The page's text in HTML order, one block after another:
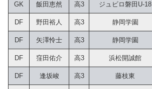
GK 飯田恵然 高3 ジュビロ磐田U-18
DF 野田裕人 高3 静岡学園
DF 矢澤怜士 高3 静岡学園
DF 窪田佑介 高3 浜松開誠館
DF 逢坂峻 高3 藤枝東